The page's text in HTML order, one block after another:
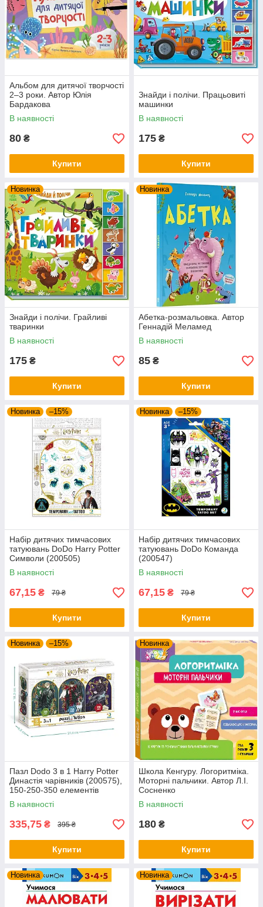
Альбом для дитячої творчості
2–3 роки. Автор Юлія
Бардакова
В наявності
80 ₴
Купити
Знайди і полічи. Працьовиті
машинки
В наявності
175 ₴
Купити
Новинка
Знайди і полічи. Грайливі
тваринки
В наявності
175 ₴
Купити
Новинка
Абетка-розмальовка. Автор
Геннадій Меламед
В наявності
85 ₴
Купити
Новинка –15%
Набір дитячих тимчасових
татуювань DoDo Harry Potter
Символи (200505)
В наявності
67,15 ₴ 79 ₴
Купити
Новинка –15%
Набір дитячих тимчасових
татуювань DoDo Команда
(200547)
В наявності
67,15 ₴ 79 ₴
Купити
Новинка –15%
Пазл Dodo 3 в 1 Harry Potter
Династія чарівників (200575),
150-250-350 елементів
В наявності
335,75 ₴ 395 ₴
Купити
Новинка
Школа Кенгуру. Логоритміка.
Моторні пальчики. Автор Л.І.
Сосненко
В наявності
180 ₴
Купити
Новинка Новинка